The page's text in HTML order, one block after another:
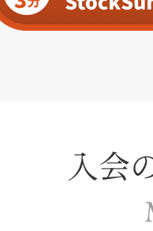
入会